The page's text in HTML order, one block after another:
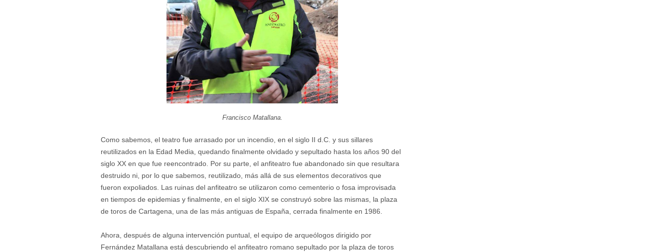
Francisco Matallana.
Como sabemos, el teatro fue arrasado por un incendio, en el siglo II d.C. y sus sillares
reutilizados en la Edad Media, quedando finalmente olvidado y sepultado hasta los años 90 del
siglo XX en que fue reencontrado. Por su parte, el anfiteatro fue abandonado sin que resultara
destruido ni, por lo que sabemos, reutilizado, más allá de sus elementos decorativos que
fueron expoliados. Las ruinas del anfiteatro se utilizaron como cementerio o fosa improvisada
en tiempos de epidemias y finalmente, en el siglo XIX se construyó sobre las mismas, la plaza
de toros de Cartagena, una de las más antiguas de España, cerrada finalmente en 1986.
Ahora, después de alguna intervención puntual, el equipo de arqueólogos dirigido por
Fernández Matallana está descubriendo el anfiteatro romano sepultado por la plaza de toros